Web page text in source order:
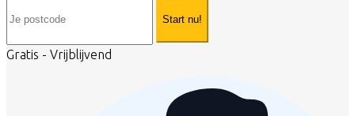
Start nu!
Gratis - Vrijblijvend